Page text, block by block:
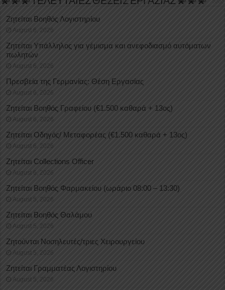
Ζητείται Βοηθός Λογιστηρίου
August 6, 2026
Ζητείται Υπάλληλος για γέμισμα και ανεφοδιασμό αυτόματων
πωλητών
August 6, 2026
Πρεσβεία της Γερμανίας: Θέση Εργασίας
August 6, 2026
Ζητείται Βοηθός Γραφείου (€1.500 καθαρά + 13ος)
August 6, 2026
Ζητείται Οδηγός/ Μεταφορέας (€1.500 καθαρά + 13ος)
August 6, 2026
Ζητείται Collections Officer
August 6, 2026
Ζητείται Βοηθός Φαρμακείου (ωράριο 08:00 – 13:30)
August 5, 2026
Ζητείται Βοηθός Θαλάμου
August 5, 2026
Ζητούνται Νοσηλευτές/τριες Χειρουργείου
August 5, 2026
Ζητείται Γραμματέας Λογιστηρίου
August 5, 2026